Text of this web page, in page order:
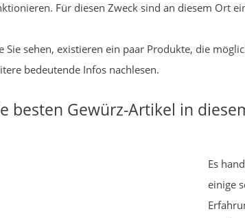
Für diesen Zweck sind an diesem Ort
Sie sehen, existieren ein paar Produkte, die
bedeutende Infos nachlesen.
besten Gewürz-Artikel in
Es
einige